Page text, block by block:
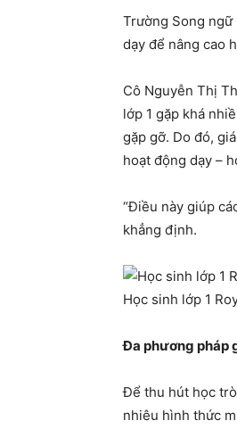
Trường Song ngữ
dạy để nâng cao
Cô Nguyễn Thị
lớp 1 gặp khá
gặp gỡ. Do đó,
hoạt động dạy –
“Điều này giúp
khẳng định.
Học sinh lớp 1
Đa phương pháp
Để thu hút học
nhiêu hình thức